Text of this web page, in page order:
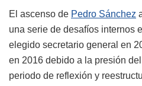
El ascenso de Pedro Sánchez
una serie de desafíos internos
elegido secretario general en
en 2016 debido a la presión
periodo de reflexión y